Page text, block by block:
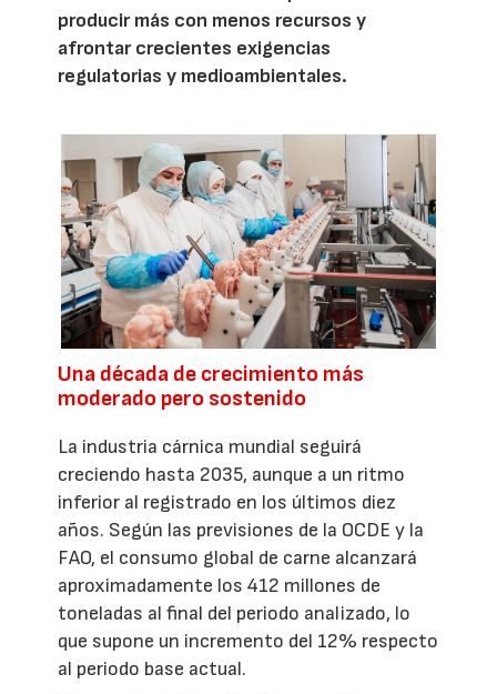
producir más con menos recursos y
afrontar crecientes exigencias
regulatorias y medioambientales.
Una década de crecimiento más
moderado pero sostenido
La industria cárnica mundial seguirá
creciendo hasta 2035, aunque a un ritmo
inferior al registrado en los últimos diez
años. Según las previsiones de la OCDE y la
FAO, el consumo global de carne alcanzará
aproximadamente los 412 millones de
toneladas al final del periodo analizado, lo
que supone un incremento del 12% respecto
al periodo base actual.